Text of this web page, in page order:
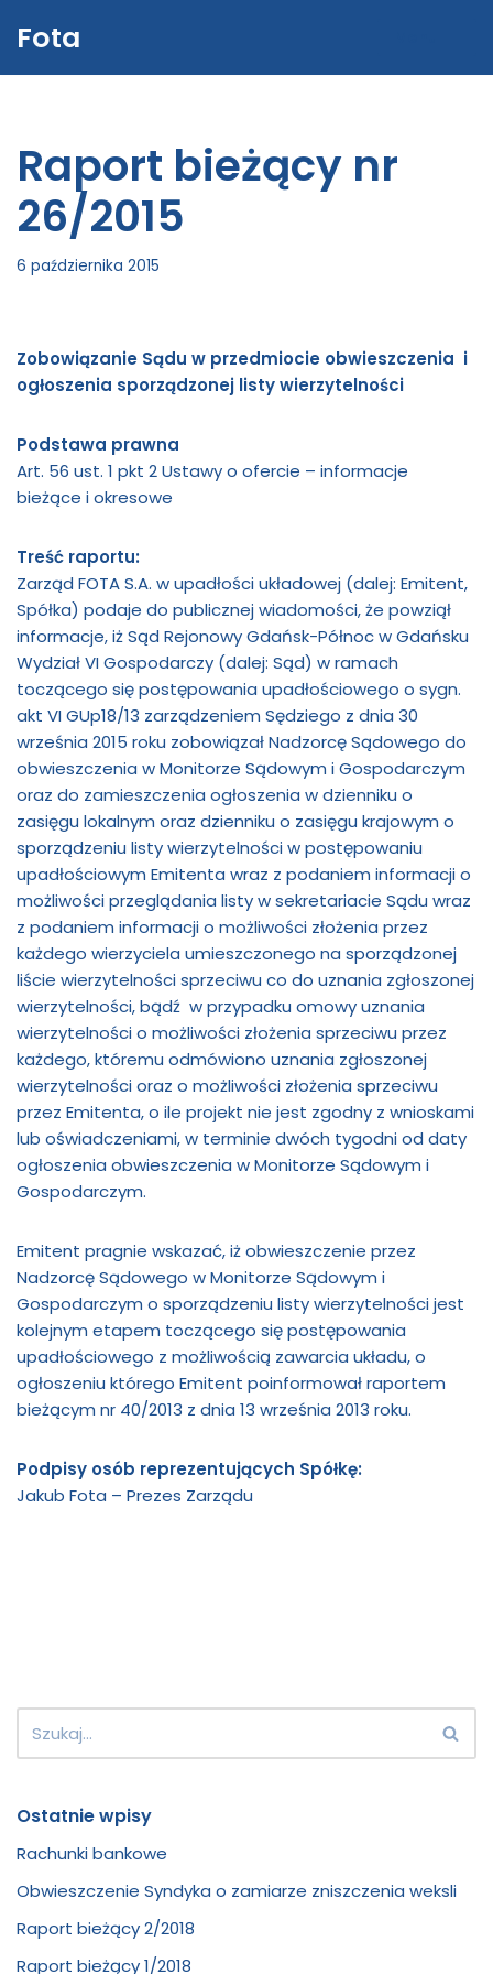
Fota
Raport bieżący nr
26/2015
6 października 2015
Zobowiązanie Sądu w przedmiocie obwieszczenia i
ogłoszenia sporządzonej listy wierzytelności
Podstawa prawna
Art. 56 ust. 1 pkt 2 Ustawy o ofercie – informacje
bieżące i okresowe
Treść raportu:
Zarząd FOTA S.A. w upadłości układowej (dalej: Emitent,
Spółka) podaje do publicznej wiadomości, że powziął
informacje, iż Sąd Rejonowy Gdańsk-Północ w Gdańsku
Wydział VI Gospodarczy (dalej: Sąd) w ramach
toczącego się postępowania upadłościowego o sygn.
akt VI GUp18/13 zarządzeniem Sędziego z dnia 30
września 2015 roku zobowiązał Nadzorcę Sądowego do
obwieszczenia w Monitorze Sądowym i Gospodarczym
oraz do zamieszczenia ogłoszenia w dzienniku o
zasięgu lokalnym oraz dzienniku o zasięgu krajowym o
sporządzeniu listy wierzytelności w postępowaniu
upadłościowym Emitenta wraz z podaniem informacji o
możliwości przeglądania listy w sekretariacie Sądu wraz
z podaniem informacji o możliwości złożenia przez
każdego wierzyciela umieszczonego na sporządzonej
liście wierzytelności sprzeciwu co do uznania zgłoszonej
wierzytelności, bądź w przypadku omowy uznania
wierzytelności o możliwości złożenia sprzeciwu przez
każdego, któremu odmówiono uznania zgłoszonej
wierzytelności oraz o możliwości złożenia sprzeciwu
przez Emitenta, o ile projekt nie jest zgodny z wnioskami
lub oświadczeniami, w terminie dwóch tygodni od daty
ogłoszenia obwieszczenia w Monitorze Sądowym i
Gospodarczym.
Emitent pragnie wskazać, iż obwieszczenie przez
Nadzorcę Sądowego w Monitorze Sądowym i
Gospodarczym o sporządzeniu listy wierzytelności jest
kolejnym etapem toczącego się postępowania
upadłościowego z możliwością zawarcia układu, o
ogłoszeniu którego Emitent poinformował raportem
bieżącym nr 40/2013 z dnia 13 września 2013 roku.
Podpisy osób reprezentujących Spółkę:
Jakub Fota – Prezes Zarządu
Ostatnie wpisy
Rachunki bankowe
Obwieszczenie Syndyka o zamiarze zniszczenia weksli
Raport bieżący 2/2018
Raport bieżący 1/2018